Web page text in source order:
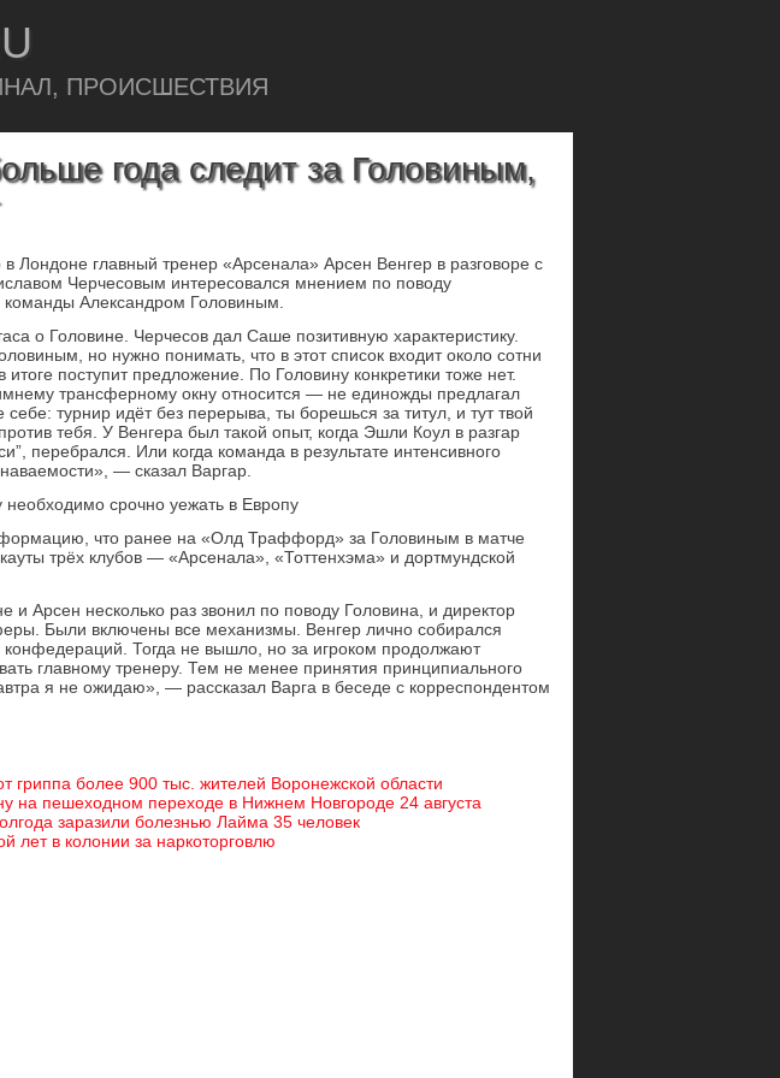
ПРОИСШЕСТВИЯ
года следит за Головиным,
Лондоне главный тренер «Арсенала» Арсен Венгер в разговоре с
Черчесовым интересовался мнением по поводу
Александром Головиным.
о Головине. Черчесов дал Саше позитивную характеристику.
но нужно понимать, что в этот список входит около сотни
поступит предложение. По Головину конкретики тоже нет.
трансферному окну относится — не единожды предлагал
турнир идёт без перерыва, ты борешься за титул, и тут твой
тебя. У Венгера был такой опыт, когда Эшли Коул в разгар
перебрался. Или когда команда в результате интенсивного
— сказал Варгар.
срочно уежать в Европу
что ранее на «Олд Траффорд» за Головиным в матче
трёх клубов — «Арсенала», «Тоттенхэма» и дортмундской
Арсен несколько раз звонил по поводу Головина, и директор
Были включены все механизмы. Венгер лично собирался
конфедераций. Тогда не вышло, но за игроком продолжают
главному тренеру. Тем не менее принятия принципиального
я не ожидаю», — рассказал Варга в беседе с корреспондентом
гриппа более 900 тыс. жителей Воронежской области
на пешеходном переходе в Нижнем Новгороде 24 августа
заразили болезнью Лайма 35 человек
лет в колонии за наркоторговлю